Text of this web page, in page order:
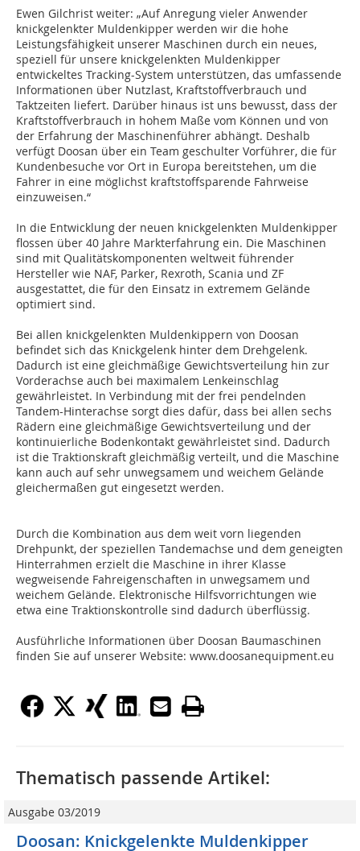
Ewen Gilchrist weiter: „Auf Anregung vieler Anwender
knickgelenkter Muldenkipper werden wir die hohe
Leistungsfähigkeit unserer Maschinen durch ein neues,
speziell für unsere knickgelenkten Muldenkipper
entwickeltes Tracking-System unterstützen, das umfassende
Informationen über Nutzlast, Kraftstoffverbrauch und
Taktzeiten liefert. Darüber hinaus ist uns bewusst, dass der
Kraftstoffverbrauch in hohem Maße vom Können und von
der Erfahrung der Maschinenführer abhängt. Deshalb
verfügt Doosan über ein Team geschulter Vorführer, die für
Kundenbesuche vor Ort in Europa bereitstehen, um die
Fahrer in eine möglichst kraftstoffsparende Fahrweise
einzuweisen.“
In die Entwicklung der neuen knickgelenkten Muldenkipper
flossen über 40 Jahre Markterfahrung ein. Die Maschinen
sind mit Qualitätskomponenten weltweit führender
Hersteller wie NAF, Parker, Rexroth, Scania und ZF
ausgestattet, die für den Einsatz in extremem Gelände
optimiert sind.
Bei allen knickgelenkten Muldenkippern von Doosan
befindet sich das Knickgelenk hinter dem Drehgelenk.
Dadurch ist eine gleichmäßige Gewichtsverteilung hin zur
Vorderachse auch bei maximalem Lenkeinschlag
gewährleistet. In Verbindung mit der frei pendelnden
Tandem-Hinterachse sorgt dies dafür, dass bei allen sechs
Rädern eine gleichmäßige Gewichtsverteilung und der
kontinuierliche Bodenkontakt gewährleistet sind. Dadurch
ist die Traktionskraft gleichmäßig verteilt, und die Maschine
kann auch auf sehr unwegsamem und weichem Gelände
gleichermaßen gut eingesetzt werden.
Durch die Kombination aus dem weit vorn liegenden
Drehpunkt, der speziellen Tandemachse und dem geneigten
Hinterrahmen erzielt die Maschine in ihrer Klasse
wegweisende Fahreigenschaften in unwegsamem und
weichem Gelände. Elektronische Hilfsvorrichtungen wie
etwa eine Traktionskontrolle sind dadurch überflüssig.
Ausführliche Informationen über Doosan Baumaschinen
finden Sie auf unserer Website: www.doosanequipment.eu
Thematisch passende Artikel:
Ausgabe 03/2019
Doosan: Knickgelenkte Muldenkipper